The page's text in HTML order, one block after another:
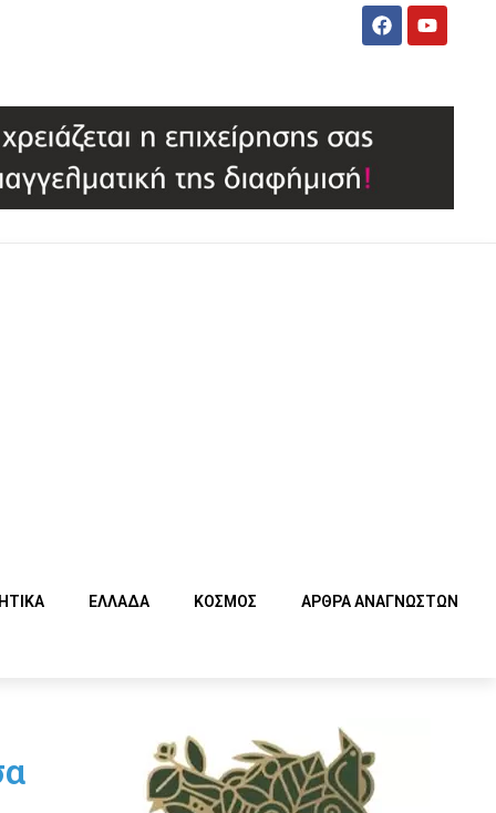
ΕΛΛΑΔΑ ΚΟΣΜΟΣ ΑΡΘΡΑ ΑΝΑΓΝΩΣΤΩΝ